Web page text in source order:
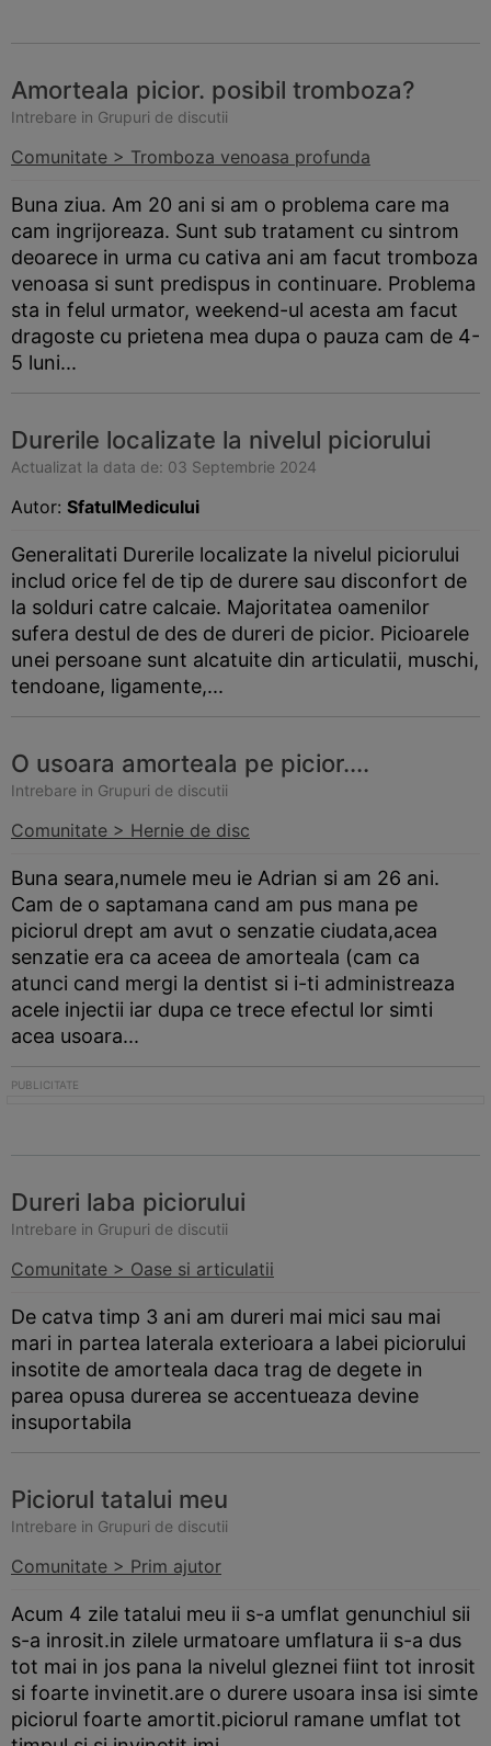
Amorteala picior. posibil tromboza?
Intrebare in Grupuri de discutii
Comunitate > Tromboza venoasa profunda
Buna ziua. Am 20 ani si am o problema care ma
cam ingrijoreaza. Sunt sub tratament cu sintrom
deoarece in urma cu cativa ani am facut tromboza
venoasa si sunt predispus in continuare. Problema
sta in felul urmator, weekend-ul acesta am facut
dragoste cu prietena mea dupa o pauza cam de 4-
5 luni...
Durerile localizate la nivelul piciorului
Actualizat la data de: 03 Septembrie 2024
Autor: SfatulMedicului
Generalitati Durerile localizate la nivelul piciorului
includ orice fel de tip de durere sau disconfort de
la solduri catre calcaie. Majoritatea oamenilor
sufera destul de des de dureri de picior. Picioarele
unei persoane sunt alcatuite din articulatii, muschi,
tendoane, ligamente,...
O usoara amorteala pe picior....
Intrebare in Grupuri de discutii
Comunitate > Hernie de disc
Buna seara,numele meu ie Adrian si am 26 ani.
Cam de o saptamana cand am pus mana pe
piciorul drept am avut o senzatie ciudata,acea
senzatie era ca aceea de amorteala (cam ca
atunci cand mergi la dentist si i-ti administreaza
acele injectii iar dupa ce trece efectul lor simti
acea usoara...
Dureri laba piciorului
Intrebare in Grupuri de discutii
Comunitate > Oase si articulatii
De catva timp 3 ani am dureri mai mici sau mai
mari in partea laterala exterioara a labei piciorului
insotite de amorteala daca trag de degete in
parea opusa durerea se accentueaza devine
insuportabila
Piciorul tatalui meu
Intrebare in Grupuri de discutii
Comunitate > Prim ajutor
Acum 4 zile tatalui meu ii s-a umflat genunchiul sii
s-a inrosit.in zilele urmatoare umflatura ii s-a dus
tot mai in jos pana la nivelul gleznei fiint tot inrosit
si foarte invinetit.are o durere usoara insa isi simte
piciorul foarte amortit.piciorul ramane umflat tot